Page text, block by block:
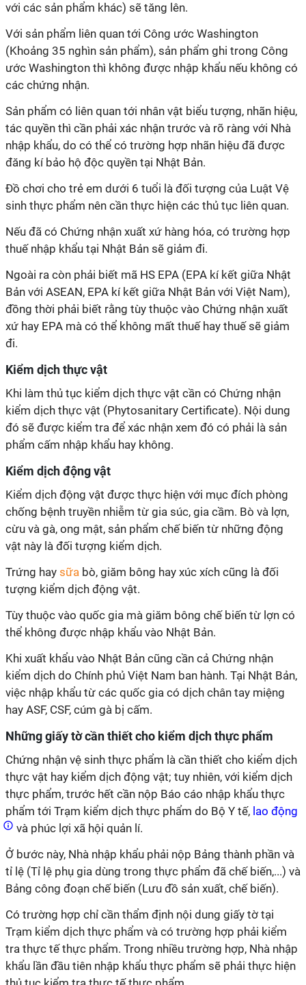
với các sản phẩm khác) sẽ tăng lên.
Với sản phẩm liên quan tới Công ước Washington
(Khoảng 35 nghìn sản phẩm), sản phẩm ghi trong Công
ước Washington thì không được nhập khẩu nếu không có
các chứng nhận.
Sản phẩm có liên quan tới nhân vật biểu tượng, nhãn hiệu,
tác quyền thì cần phải xác nhận trước và rõ ràng với Nhà
nhập khẩu, do có thể có trường hợp nhãn hiệu đã được
đăng kí bảo hộ độc quyền tại Nhật Bản.
Đồ chơi cho trẻ em dưới 6 tuổi là đối tượng của Luật Vệ
sinh thực phẩm nên cần thực hiện các thủ tục liên quan.
Nếu đã có Chứng nhận xuất xứ hàng hóa, có trường hợp
thuế nhập khẩu tại Nhật Bản sẽ giảm đi.
Ngoài ra còn phải biết mã HS EPA (EPA kí kết giữa Nhật
Bản với ASEAN, EPA kí kết giữa Nhật Bản với Việt Nam),
đồng thời phải biết rằng tùy thuộc vào Chứng nhận xuất
xứ hay EPA mà có thể không mất thuế hay thuế sẽ giảm
đi.
Kiểm dịch thực vật
Khi làm thủ tục kiểm dịch thực vật cần có Chứng nhận
kiểm dịch thực vật (Phytosanitary Certificate). Nội dung
đó sẽ được kiểm tra để xác nhận xem đó có phải là sản
phẩm cấm nhập khẩu hay không.
Kiểm dịch động vật
Kiểm dịch động vật được thực hiện với mục đích phòng
chống bệnh truyền nhiễm từ gia súc, gia cầm. Bò và lợn,
cừu và gà, ong mật, sản phẩm chế biến từ những động
vật này là đối tượng kiểm dịch.
Trứng hay sữa bò, giăm bông hay xúc xích cũng là đối
tượng kiểm dịch động vật.
Tùy thuộc vào quốc gia mà giăm bông chế biến từ lợn có
thể không được nhập khẩu vào Nhật Bản.
Khi xuất khẩu vào Nhật Bản cũng cần cả Chứng nhận
kiểm dịch do Chính phủ Việt Nam ban hành. Tại Nhật Bản,
việc nhập khẩu từ các quốc gia có dịch chân tay miệng
hay ASF, CSF, cúm gà bị cấm.
Những giấy tờ cần thiết cho kiểm dịch thực phẩm
Chứng nhận vệ sinh thực phẩm là cần thiết cho kiểm dịch
thực vật hay kiểm dịch động vật; tuy nhiên, với kiểm dịch
thực phẩm, trước hết cần nộp Báo cáo nhập khẩu thực
phẩm tới Trạm kiểm dịch thực phẩm do Bộ Y tế, lao động
và phúc lợi xã hội quản lí.
Ở bước này, Nhà nhập khẩu phải nộp Bảng thành phần và
tỉ lệ (Tỉ lệ phụ gia dùng trong thực phẩm đã chế biến,...) và
Bảng công đoạn chế biến (Lưu đồ sản xuất, chế biến).
Có trường hợp chỉ cần thẩm định nội dung giấy tờ tại
Trạm kiểm dịch thực phẩm và có trường hợp phải kiểm
tra thực tế thực phẩm. Trong nhiều trường hợp, Nhà nhập
khẩu lần đầu tiên nhập khẩu thực phẩm sẽ phải thực hiện